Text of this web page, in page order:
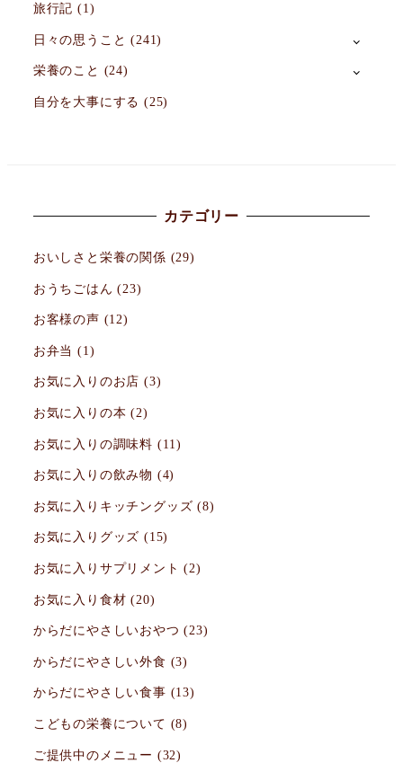
旅行記 (1)
日々の思うこと (241)
栄養のこと (24)
自分を大事にする (25)
カテゴリー
おいしさと栄養の関係 (29)
おうちごはん (23)
お客様の声 (12)
お弁当 (1)
お気に入りのお店 (3)
お気に入りの本 (2)
お気に入りの調味料 (11)
お気に入りの飲み物 (4)
お気に入りキッチングッズ (8)
お気に入りグッズ (15)
お気に入りサプリメント (2)
お気に入り食材 (20)
からだにやさしいおやつ (23)
からだにやさしい外食 (3)
からだにやさしい食事 (13)
こどもの栄養について (8)
ご提供中のメニュー (32)